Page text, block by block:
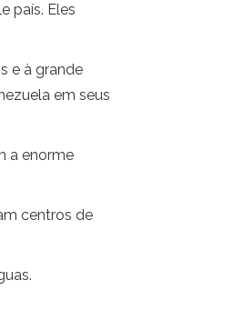
país. Eles
e à grande
em seus
a enorme
centros de